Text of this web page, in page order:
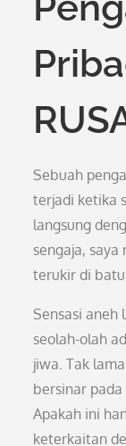
Sebuah
terjadi ketika
langsung
sengaja, saya
terukir di
Sensasi aneh
seolah-olah
jiwa. Tak
bersinar pada
Apakah ini
keterkaitan